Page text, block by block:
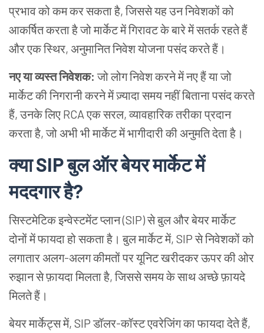
प्रभाव को कम कर सकता है, जिससे यह उन निवेशकों को
आकर्षित करता है जो मार्केट में गिरावट के बारे में सतर्क रहते हैं
और एक स्थिर, अनुमानित निवेश योजना पसंद करते हैं।
नए या व्यस्त निवेशक: जो लोग निवेश करने में नए हैं या जो
मार्केट की निगरानी करने में ज़्यादा समय नहीं बिताना पसंद करते
हैं, उनके लिए RCA एक सरल, व्यावहारिक तरीका प्रदान
करता है, जो अभी भी मार्केट में भागीदारी की अनुमति देता है।
क्याSIPबुल ऑर बेयर मार्केट में
मददगार है?
सिस्टमेटिक इन्वेस्टमेंट प्लान (SIP) से बुल और बेयर मार्केट
दोनों में फायदा हो सकता है। बुल मार्केट में, SIP से निवेशकों को
लगातार अलग-अलग कीमतों पर यूनिट खरीदकर ऊपर की ओर
रुझान से फ़ायदा मिलता है, जिससे समय के साथ अच्छे फ़ायदे
मिलते हैं।
बेयर मार्केट्स में, SIP डॉलर-कॉस्ट एवरेजिंग का फायदा देते हैं,